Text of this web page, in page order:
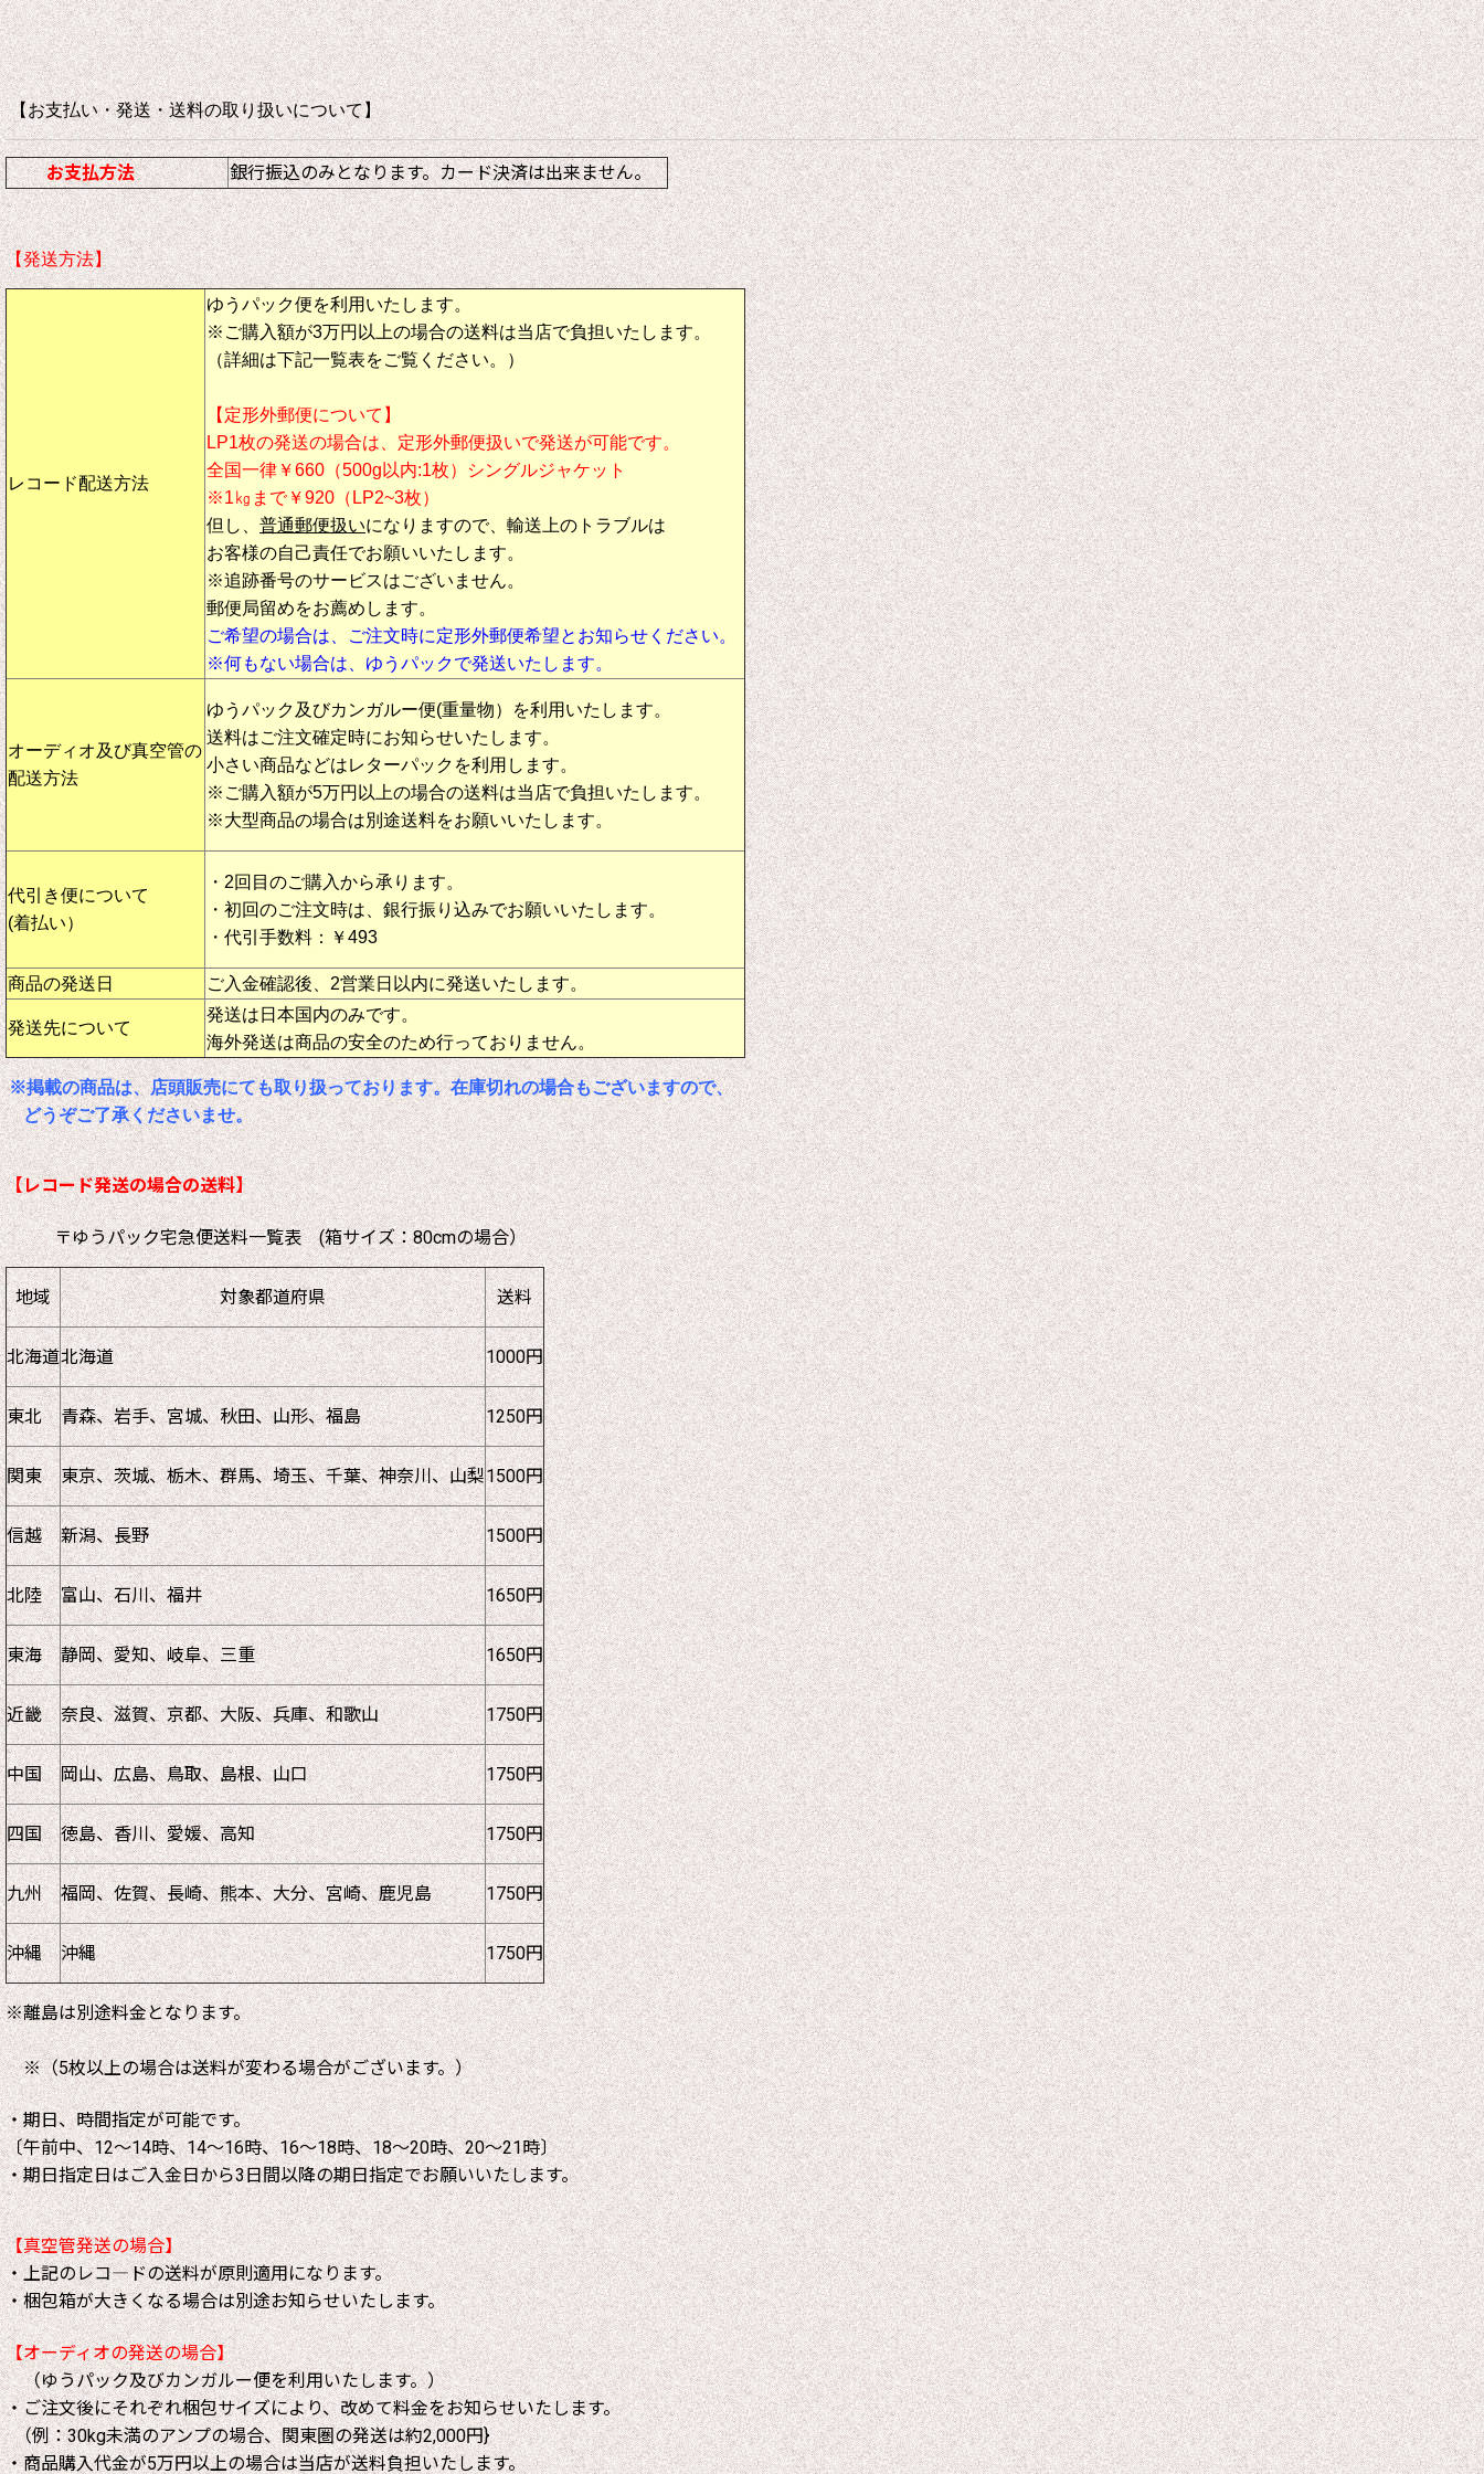
【お支払い・発送・送料の取り扱いについて】
お支払方法 銀行振込のみとなります。カード決済は出来ません。
【発送方法】
レコード配送方法
ゆうパック便を利用いたします。
※ご購入額が3万円以上の場合の送料は当店で負担いたします。
（詳細は下記一覧表をご覧ください。）
【定形外郵便について】
LP1枚の発送の場合は、定形外郵便扱いで発送が可能です。
全国一律￥660（500g以内:1枚）シングルジャケット
※1㎏まで￥920（LP2~3枚）
但し、 普通郵便扱いになりますので、輸送上のトラブルは
お客様の自己責任でお願いいたします。
※追跡番号のサービスはございません。
郵便局留めをお薦めします。
ご希望の場合は、ご注文時に定形外郵便希望とお知らせください。
※何もない場合は、ゆうパックで発送いたします。
オーディオ及び真空管の
配送方法
ゆうパック及びカンガルー便(重量物）を利用いたします。
送料はご注文確定時にお知らせいたします。
小さい商品などはレターパックを利用します。
※ご購入額が5万円以上の場合の送料は当店で負担いたします。
※大型商品の場合は別途送料をお願いいたします。
代引き便について
(着払い）
・2回目のご購入から承ります。
・初回のご注文時は、銀行振り込みでお願いいたします。
・代引手数料：￥493
商品の発送日 ご入金確認後、2営業日以内に発送いたします。
発送先について
発送は日本国内のみです。
海外発送は商品の安全のため行っておりません。
※掲載の商品は、店頭販売にても取り扱っております。在庫切れの場合もございますので、
どうぞご了承くださいませ。
【レコード発送の場合の送料】
〒ゆうパック宅急便送料一覧表 (箱サイズ：80cmの場合）
地域 対象都道府県 送料
北海道北海道 1000円
東北 青森、岩手、宮城、秋田、山形、福島 1250円
関東 東京、茨城、栃木、群馬、埼玉、千葉、神奈川、山梨1500円
信越 新潟、長野 1500円
北陸 富山、石川、福井 1650円
東海 静岡、愛知、岐阜、三重 1650円
近畿 奈良、滋賀、京都、大阪、兵庫、和歌山 1750円
中国 岡山、広島、鳥取、島根、山口 1750円
四国 徳島、香川、愛媛、高知 1750円
九州 福岡、佐賀、長崎、熊本、大分、宮崎、鹿児島 1750円
沖縄 沖縄 1750円
※離島は別途料金となります。
※（5枚以上の場合は送料が変わる場合がございます。）
・期日、時間指定が可能です。
〔午前中、12～14時、14～16時、16～18時、18～20時、20～21時〕
・期日指定日はご入金日から3日間以降の期日指定でお願いいたします。
【真空管発送の場合】
・上記のレコ―ドの送料が原則適用になります。
・梱包箱が大きくなる場合は別途お知らせいたします。
【オーディオの発送の場合】
（ゆうパック及びカンガルー便を利用いたします。）
・ご注文後にそれぞれ梱包サイズにより、改めて料金をお知らせいたします。
（例：30kg未満のアンプの場合、関東圏の発送は約2,000円}
・商品購入代金が5万円以上の場合は当店が送料負担いたします。